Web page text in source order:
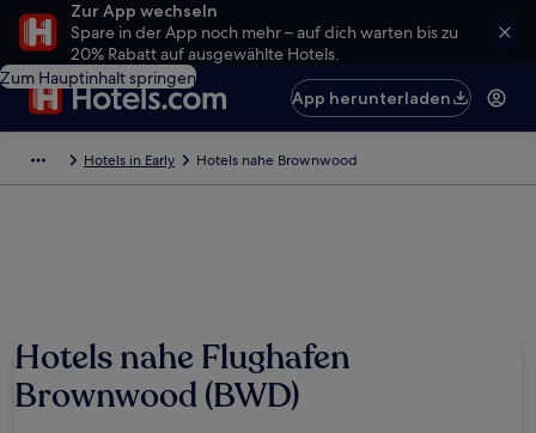
Zur App wechseln
Spare in der App noch mehr – auf dich warten bis zu
20% Rabatt auf ausgewählte Hotels.
Zum Hauptinhalt springen
App herunterladen
Hotels in Early Hotels nahe Brownwood
Hotels nahe Flughafen
Brownwood (BWD)